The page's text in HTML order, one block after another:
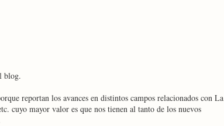
blog.
reportan los avances en distintos campos relacionados con La
cuyo mayor valor es que nos tienen al tanto de los nuevos